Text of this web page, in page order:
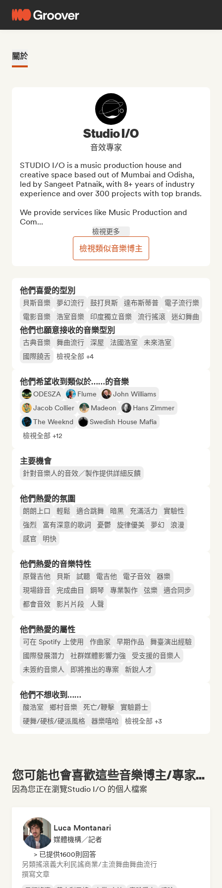
關於
他們喜愛的型別
貝斯音樂 夢幻流行 鼓打貝斯 達布斯蒂普
電子流行樂
電影音樂
浩室音樂 印度獨立音樂 流行搖滾 迷幻舞曲
他們也願意接收的音樂型別
古典音樂 舞曲流行 深屋 法國浩室
未來浩室
國際饒舌
檢視全部 +4
他們希望收到類似於……的音樂
ODESZA Flume
John Williams
Jacob Collier
Madeon
Hans Zimmer
The Weeknd
Swedish House Mafia
檢視全部 +12
主要機會
針對音樂人的音效／製作提供詳細反饋
他們熱愛的氛圍
朗朗上口 輕鬆 適合跳舞 暗黑 充滿活力
實驗性
強烈
富有深意的歌詞 憂鬱 旋律優美 夢幻
浪漫
感官
明快
他們熱愛的音樂特性
原聲吉他 貝斯 試聽 電吉他 電子音效
器樂
現場錄音
完成曲目 鋼琴 專業製作 弦樂
適合同步
都會音效
影片片段 人聲
他們熱愛的屬性
可在 Spotify 上使用 作曲家 早期作品
舞臺演出經驗
國際發展潛力
社群媒體影響力強
受支援的音樂人
未簽約音樂人
即將推出的專案 新銳人才
他們不想收到……
酸浩室 鄉村音樂 死亡/鞭擊
實驗爵士
硬舞/硬核/硬派風格
器樂嘻哈 檢視全部 +3
Studio I/O
音效專家
STUDIO I/O is a music production house and
creative space based out of Mumbai and Odisha,
led by Sangeet Patnaik, with 8+ years of industry
experience and over 300 projects with top brands.
We provide services like Music Production and
Com...
檢視更多
檢視類似音樂博主
您可能也會喜歡這些音樂博主/專家...
因為您正在瀏覽Studio I/O 的個人檔案
Luca Montanari
媒體機構／記者
> 已提供1600則回答
另類搖滾義大利民謠商業/主流舞曲舞曲流行
撰寫文章